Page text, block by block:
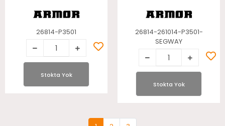
26814-P3501
Stokta Yok
Takım Atv Lastiği
26814-261014-P3501-
SEGWAY
Stokta Yok